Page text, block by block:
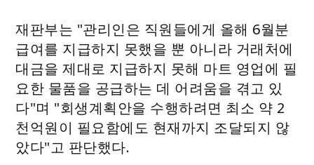
재판부는 "관리인은 직원들에게 올해 6월분
급여를 지급하지 못했을 뿐 아니라 거래처에
대금을 제대로 지급하지 못해 마트 영업에 필
요한 물품을 공급하는 데 어려움을 겪고 있
다"며 "회생계획안을 수행하려면 최소 약 2
천억원이 필요함에도 현재까지 조달되지 않
았다"고 판단했다.